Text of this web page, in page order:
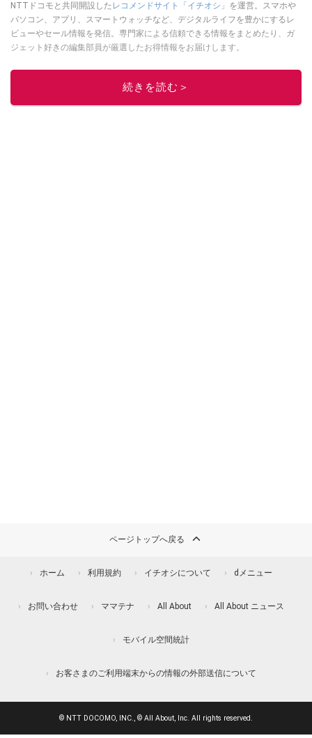
NTTドコモと共同開設した レコメンドサイト「イチオシ」 を運営。スマホや
パソコン、アプリ、スマートウォッチなど、デジタルライフを豊かにするレ
ビューやセール情報を発信。専門家による信頼できる情報をまとめたり、ガ
ジェット好きの編集部員が厳選したお得情報をお届けします。
このイチオシストの他の記事を読む
続きを読む＞
ページトップへ戻る
ホーム 利用規約 イチオシについて dメニュー
お問い合わせ ママテナ All About All About ニュース
モバイル空間統計
お客さまのご利用端末からの情報の外部送信について
© NTT DOCOMO, INC., © All About, Inc. All rights reserved.